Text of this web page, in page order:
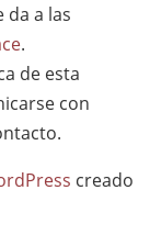
da a las
.
de esta
con
creado